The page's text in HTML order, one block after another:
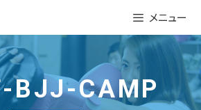
メニュー
BJJ-CAMP